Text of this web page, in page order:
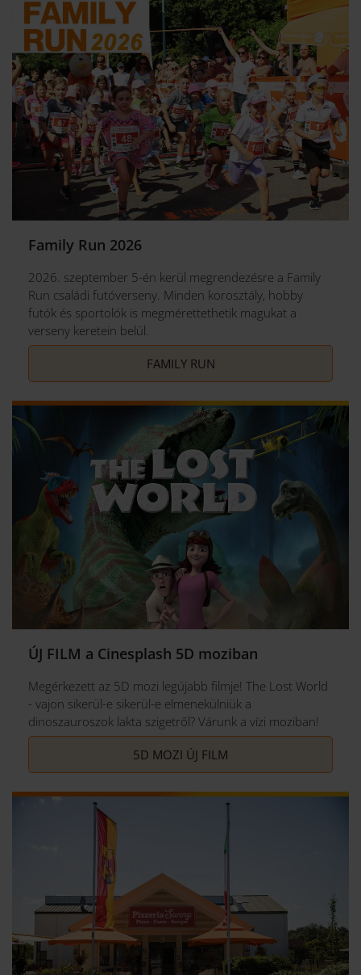
Family Run 2026
2026. szeptember 5-én kerül megrendezésre a Family
Run családi futóverseny. Minden korosztály, hobby
futók és sportolók is megmérettethetik magukat a
verseny keretein belül.
FAMILY RUN
ÚJ FILM a Cinesplash 5D moziban
Megérkezett az 5D mozi legújabb filmje! The Lost World
- vajon sikerül-e sikerül-e elmenekülniük a
dinoszauroszok lakta szigetről? Várunk a vízi moziban!
5D MOZI ÚJ FILM